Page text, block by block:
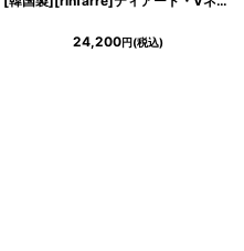
24,200円(税込)